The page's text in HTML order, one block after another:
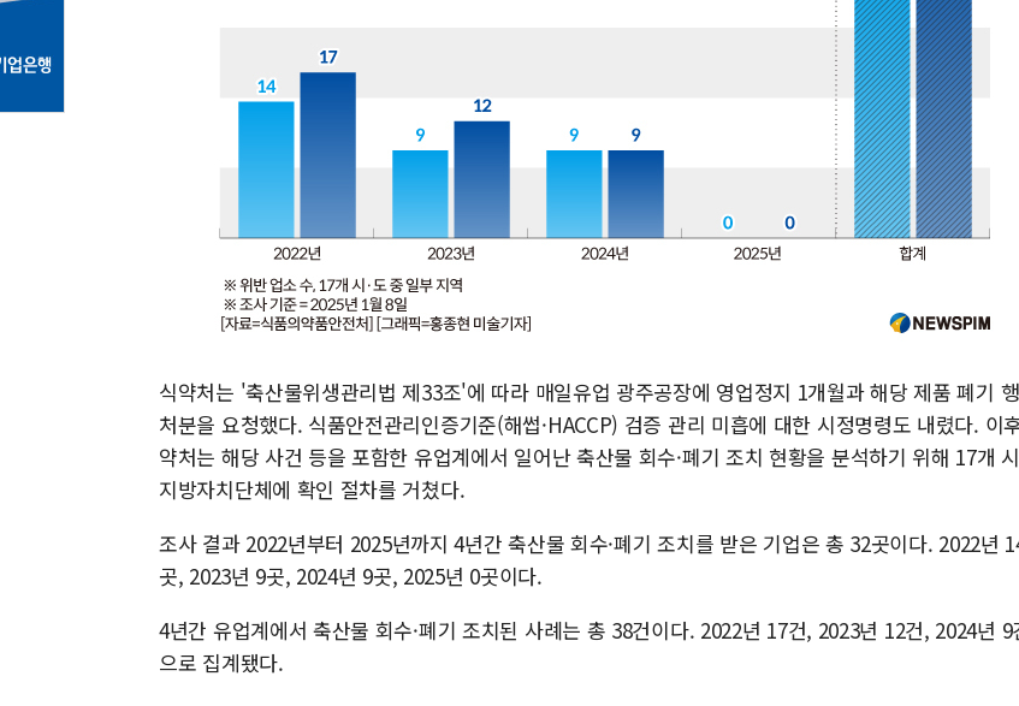
식약처는 '축산물위생관리법 제33조'에 따라 매일유업 광주공장에 영업정지 1개월과 해당 제품 폐기
처분을 요청했다. 식품안전관리인증기준(해썹·HACCP) 검증 관리 미흡에 대한 시정명령도 내렸다. 이
약처는 해당 사건 등을 포함한 유업계에서 일어난 축산물 회수·폐기 조치 현황을 분석하기 위해 17개
지방자치단체에 확인 절차를 거쳤다.
조사 결과 2022년부터 2025년까지 4년간 축산물 회수·폐기 조치를 받은 기업은 총 32곳이다. 2022년
곳, 2023년 9곳, 2024년 9곳, 2025년 0곳이다.
4년간 유업계에서 축산물 회수·폐기 조치된 사례는 총 38건이다. 2022년 17건, 2023년 12건, 2024년 9
으로 집계됐다.